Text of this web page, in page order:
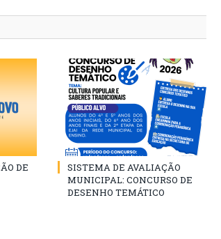
DE
SISTEMA DE AVALIAÇÃO
MUNICIPAL: CONCURSO DE
DESENHO TEMÁTICO